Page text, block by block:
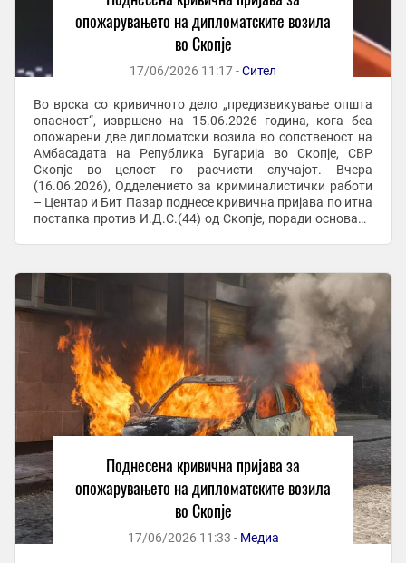
опожарувањето на дипломатските возила
во Скопје
17/06/2026 11:17 -Сител
Во врска со кривичното дело „предизвикување општа
опасност“, извршено на 15.06.2026 година, кога беа
опожарени две дипломатски возила во сопственост на
Амбасадата на Република Бугарија во Скопје, СВР
Скопје во целост го расчисти случајот. Вчера
(16.06.2026), Одделението за криминалистички работи
– Центар и Бит Пазар поднесе кривична пријава по итна
постапка против И.Д.С.(44) од Скопје, поради основано
Поднесена кривична пријава за
опожарувањето на дипломатските возила
во Скопје
17/06/2026 11:33 - Медиа